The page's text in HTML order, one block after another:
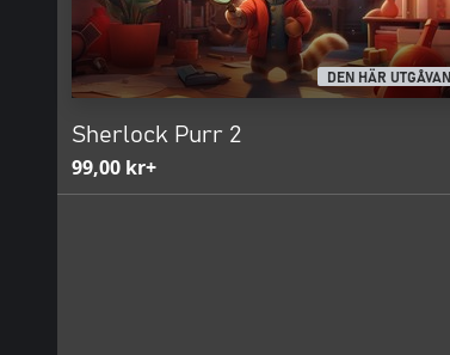
DEN HÄR UTGÅVAN
Sherlock Purr 2
99,00 kr+